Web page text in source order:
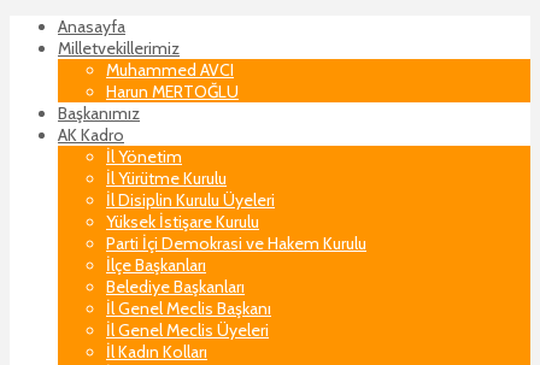
Anasayfa
Milletvekillerimiz
Muhammed AVCI
Harun MERTOĞLU
Başkanımız
AK Kadro
İl Yönetim
İl Yürütme Kurulu
İl Disiplin Kurulu Üyeleri
Yüksek İstişare Kurulu
Parti İçi Demokrasi ve Hakem Kurulu
İlçe Başkanları
Belediye Başkanları
İl Genel Meclis Başkanı
İl Genel Meclis Üyeleri
İl Kadın Kolları